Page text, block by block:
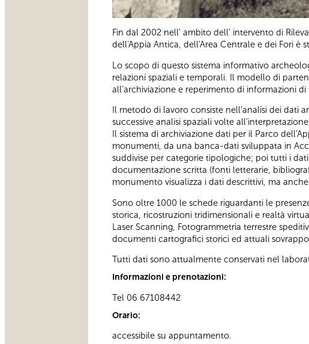
Fin dal 2002 nell' ambito dell' intervento di
dell'Appia Antica, dell'Area Centrale e dei Fori
Lo scopo di questo sistema informativo
relazioni spaziali e temporali. Il modello di
all’archiviazione e reperimento di informazioni
Il metodo di lavoro consiste nell’analisi dei dati
successive analisi spaziali volte
Il sistema di archiviazione dati per il Parco
monumenti, da una banca-dati sviluppata in
suddivise per categorie tipologiche; poi tutti i
documentazione scritta (fonti letterarie,
monumento visualizza i dati descrittivi, ma
Sono oltre 1000 le schede riguardanti le
storica, ricostruzioni tridimensionali e realtà
Laser Scanning, Fotogrammetria terrestre
documenti cartografici storici ed attuali
Tutti dati sono attualmente conservati nel
Informazioni e prenotazioni:
Tel 06 67108442
Orario:
accessibile su appuntamento.